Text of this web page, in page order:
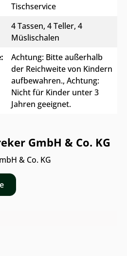
Tischservice
4 Tassen, 4 Teller, 4
Müslischalen
Achtung: Bitte außerhalb
der Reichweite von Kindern
aufbewahren., Achtung:
Nicht für Kinder unter 3
Jahren geeignet.
GmbH & Co. KG
& Co. KG